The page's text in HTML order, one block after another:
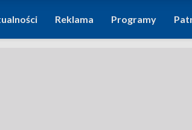
Reklama Programy